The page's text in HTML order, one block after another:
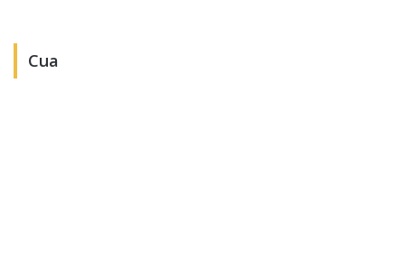
Cua